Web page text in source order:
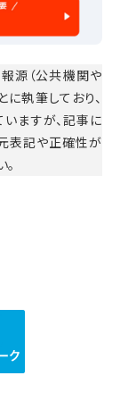
源（公共機関や
執筆しており、
ますが、記事に
表記や正確性が